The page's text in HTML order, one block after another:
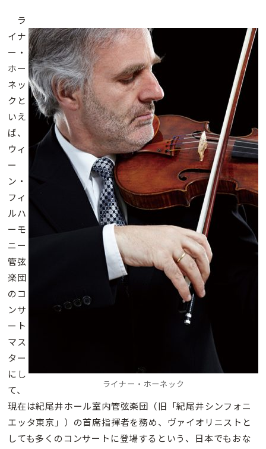
ライナー・ホーネック
ラ
イナ
ー・
ホー
ネッ
クと
いえ
ば、
ウィ
ー
ン・
フィ
ルハ
ーモ
ニー
管弦
楽団
のコ
ンサ
ート
マス
ター
にし
て、
現在は紀尾井ホール室内管弦楽団（旧「紀尾井シンフォニ
エッタ東京」）の首席指揮者を務め、ヴァイオリニストと
しても多くのコンサートに登場するという、日本でもおな